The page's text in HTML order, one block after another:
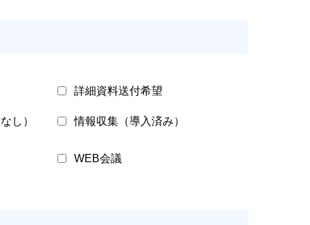
詳細資料送付希望
し） 情報収集（導入済み）
WEB会議